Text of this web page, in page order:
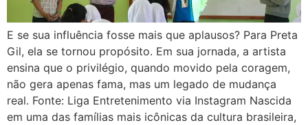
E se sua influência fosse mais que aplausos? Para Preta
Gil, ela se tornou propósito. Em sua jornada, a artista
ensina que o privilégio, quando movido pela coragem,
não gera apenas fama, mas um legado de mudança
real. Fonte: Liga Entretenimento via Instagram Nascida
em uma das famílias mais icônicas da cultura brasileira,